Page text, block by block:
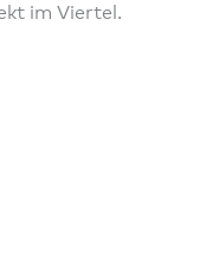
im Viertel.